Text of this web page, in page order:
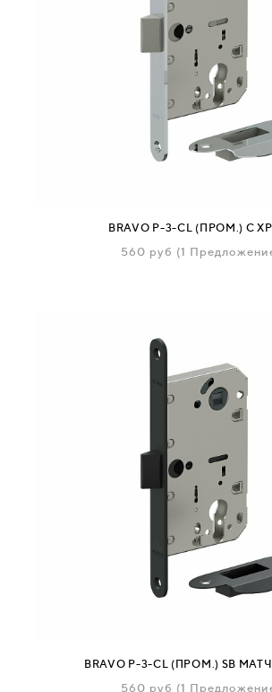
BRAVO P-3-CL (ПРОМ.) C
560 руб (1
BRAVO P-3-CL (ПРОМ.) SB
560 руб (1